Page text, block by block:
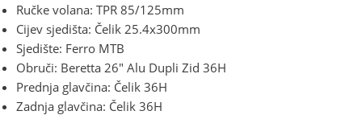
Ručke volana: TPR 85/125mm
Cijev sjedišta: Čelik 25.4x300mm
Sjedište: Ferro MTB
Obruči: Beretta 26″ Alu Dupli Zid 36H
Prednja glavčina: Čelik 36H
Zadnja glavčina: Čelik 36H